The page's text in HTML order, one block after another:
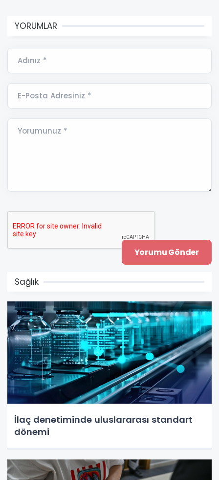
YORUMLAR
Adınız *
E-Posta Adresiniz *
Yorumunuz *
Sağlık
İlaç denetiminde uluslararası standart
dönemi